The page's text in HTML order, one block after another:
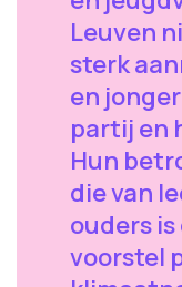
Leuven
sterk
en
partij en
Hun
die van
ouders
voorstel